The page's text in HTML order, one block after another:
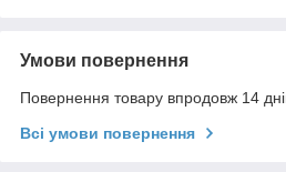
Умови повернення
Повернення товару впродовж 14
Всі умови повернення